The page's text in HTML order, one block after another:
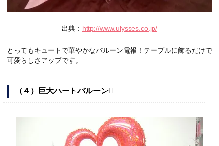
出典： http://www.ulysses.co.jp/
とってもキュートで華やかなバルーン電報！テーブルに飾るだけで
可愛らしさアップです。
（４）巨大ハートバルーン